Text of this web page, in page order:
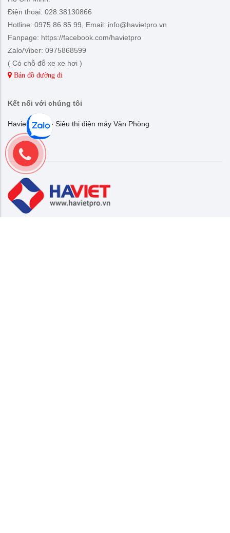
Điện thoại: 028.38130866
Hotline: 0975 86 85 99, Email: info@havietpro.vn
Fanpage: https://facebook.com/havietpro
Zalo/Viber: 0975868599
( Có chỗ đỗ xe xe hơi )
Bản đồ đường đi
Kết nối với chúng tôi
Havietpro.vn - Siêu thị điện máy Văn Phòng